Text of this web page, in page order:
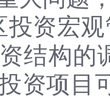
投资宏
结构的
资项目